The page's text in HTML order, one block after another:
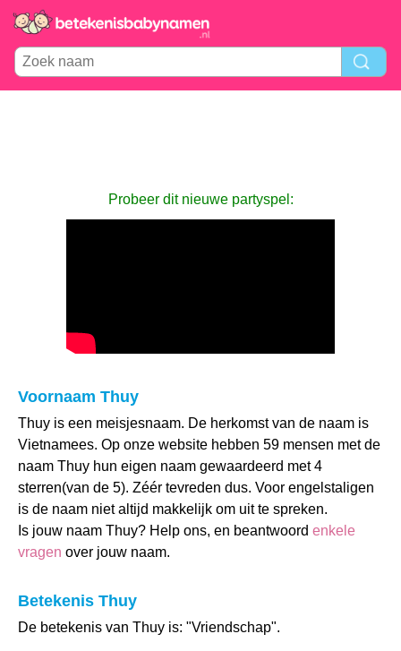
Probeer dit nieuwe partyspel:
Voornaam Thuy
Thuy is een meisjesnaam. De herkomst van de naam is
Vietnamees. Op onze website hebben 59 mensen met de
naam Thuy hun eigen naam gewaardeerd met 4
sterren(van de 5). Zéér tevreden dus. Voor engelstaligen
is de naam niet altijd makkelijk om uit te spreken.
Is jouw naam Thuy? Help ons, en beantwoord enkele
vragen over jouw naam.
Betekenis Thuy
De betekenis van Thuy is: "Vriendschap".